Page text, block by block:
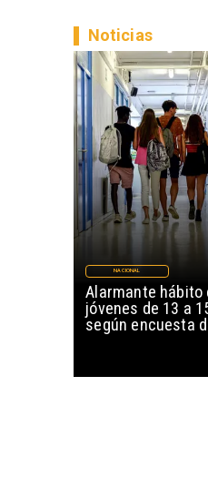
Alarmante hábito
jóvenes de 13 a
según encuesta
NACIONAL
Noticias